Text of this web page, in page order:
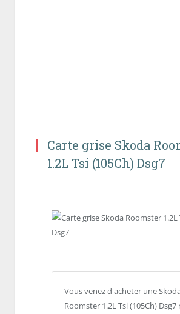
Carte grise Skoda
1.2L Tsi (105Ch) Dsg7
Vous venez d'acheter une
Roomster 1.2L Tsi (105Ch) Dsg7